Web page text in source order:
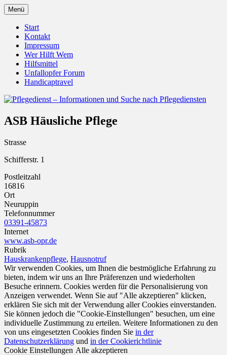
Zum
Inhalt
springen
Pflegedienst – Informationen
und Suche nach Pflegediensten
Unfallopfer – Hilfswerk
Menü
Start
Kontakt
Impressum
Wer Hilft Wem
Hilfsmittel
Unfallopfer Forum
Handicaptravel
ASB Häusliche Pflege
Strasse
Schifferstr. 1
Postleitzahl
16816
Ort
Neuruppin
Telefonnummer
03391-45873
Internet
www.asb-opr.de
Rubrik
Hauskrankenpflege, Hausnotruf
Wir verwenden Cookies, um Ihnen die bestmögliche Erfahrung zu
bieten, indem wir uns an Ihre Präferenzen und wiederholten
Besuche erinnern. Cookies werden für die Personalisierung von
Anzeigen verwendet. Wenn Sie auf "Alle akzeptieren" klicken,
erklären Sie sich mit der Verwendung aller Cookies einverstanden.
Sie können jedoch die "Cookie-Einstellungen" besuchen, um eine
individuelle Zustimmung zu erteilen. Weitere Informationen zu den
von uns eingesetzten Cookies finden Sie in der
Datenschutzerklärung und in der Cookierichtlinie
Cookie Einstellungen Alle akzeptieren